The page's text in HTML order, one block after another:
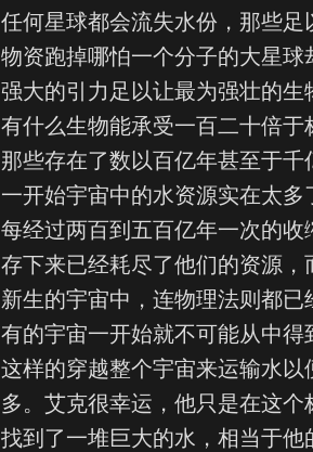
任何星球都会流失水份，那些
物资跑掉哪怕一个分子的大星球
强大的引力足以让最为强壮的
有什么生物能承受一百二十倍于
那些存在了数以百亿年甚至于
一开始宇宙中的水资源实在太
每经过两百到五百亿年一次的
存下来已经耗尽了他们的资源
新生的宇宙中，连物理法则都已
有的宇宙一开始就不可能从中
这样的穿越整个宇宙来运输水
多。艾克很幸运，他只是在这
找到了一堆巨大的水，相当于